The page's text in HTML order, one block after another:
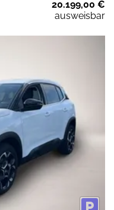
20.199,00 €
ausweisbar